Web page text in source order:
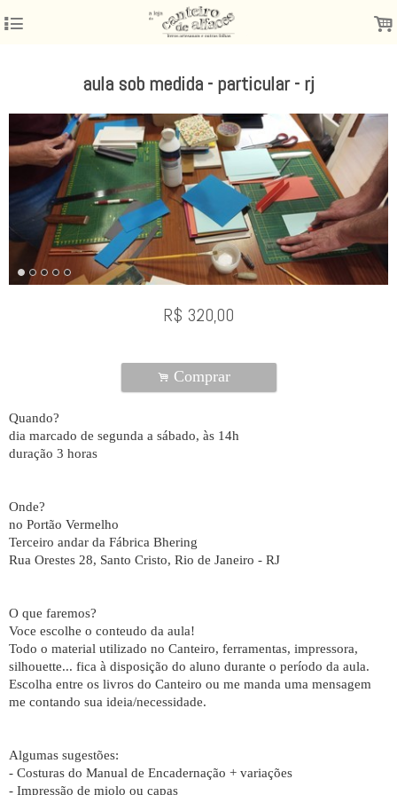
4 .
aula sob medida - particular - rj
R$ 320,00
. Comprar
Quando?
dia marcado de segunda a sábado, às 14h
duração 3 horas
Onde?
no Portão Vermelho
Terceiro andar da Fábrica Bhering
Rua Orestes 28, Santo Cristo, Rio de Janeiro - RJ
O que faremos?
Voce escolhe o conteudo da aula!
Todo o material utilizado no Canteiro, ferramentas, impressora,
silhouette... fica à disposição do aluno durante o período da aula.
Escolha entre os livros do Canteiro ou me manda uma mensagem
me contando sua ideia/necessidade.
Algumas sugestões:
- Costuras do Manual de Encadernação + variações
- Impressão de miolo ou capas